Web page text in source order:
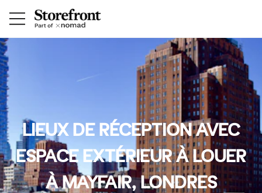
LIEUX DE RÉCEPTION AVEC
ESPACE EXTÉRIEUR À LOUER
À MAYFAIR, LONDRES